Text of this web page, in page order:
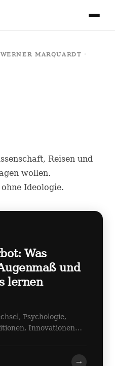
MARQUARDT ·
Reisen und
wollen.
Ideologie.
Was
und
lernen
Psychologie,
Innovationen…
→